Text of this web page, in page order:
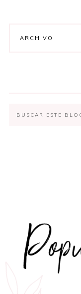
ARCHIVO